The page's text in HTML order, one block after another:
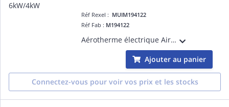
Réf Rexel : MUIM194122
Réf Fab : M194122
Aérotherme électrique Airpuls 2 - 6kW/4kW Mono 230V - Tri 400V+N - Fixes - Fixation murale comprise - Boitier de commande en option - Un flux d'air longue portée directionnel et homogène - Origine France Garantie
Ajouter au panier
Connectez-vous pour voir vos prix et les stocks